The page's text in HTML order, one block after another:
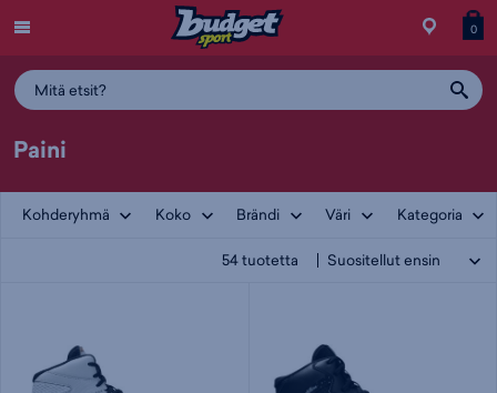
Siirry
0
Paini
Kohderyhmä Koko Brändi Väri Kategoria
54tuotetta